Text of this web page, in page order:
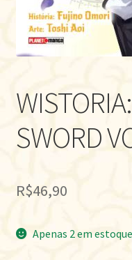
SWORD
R$46,90
Apenas 2 em estoque